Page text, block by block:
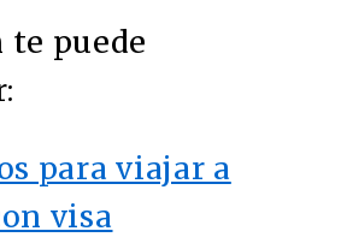
te puede
para viajar a
visa